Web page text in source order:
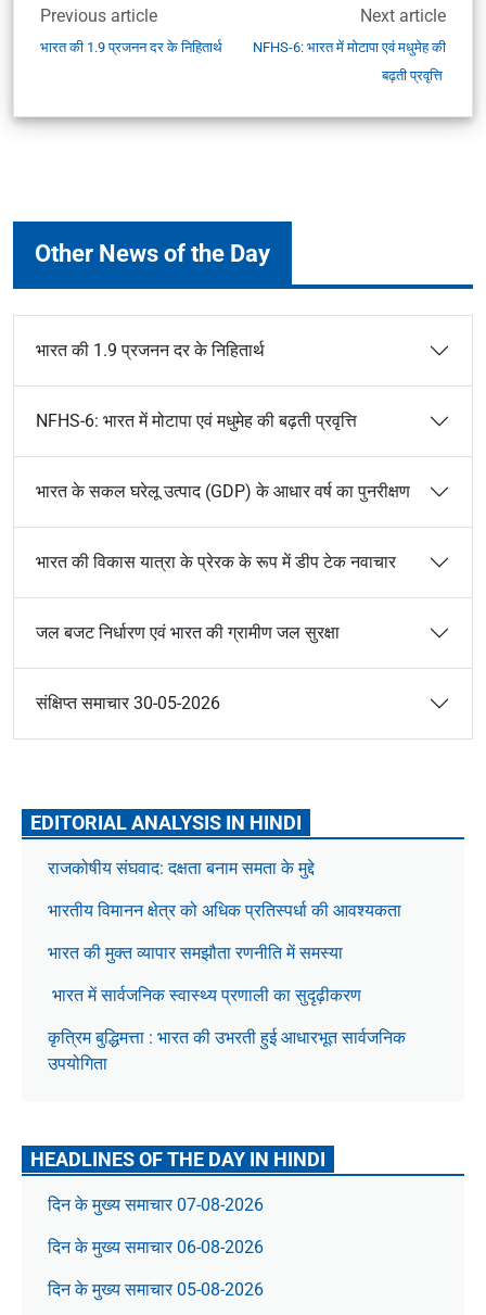
Previous article
भारत की 1.9 प्रजनन दर के निहितार्थ
Next article
NFHS-6: भारत में मोटापा एवं मधुमेह की
बढ़ती प्रवृत्ति
Other News of the Day
भारत की 1.9 प्रजनन दर के निहितार्थ
NFHS-6: भारत में मोटापा एवं मधुमेह की बढ़ती प्रवृत्ति
भारत के सकल घरेलू उत्पाद (GDP) के आधार वर्ष का पुनरीक्षण
भारत की विकास यात्रा के प्रेरक के रूप में डीप टेक नवाचार
जल बजट निर्धारण एवं भारत की ग्रामीण जल सुरक्षा
संक्षिप्त समाचार 30-05-2026
EDITORIAL ANALYSIS IN HINDI
राजकोषीय संघवाद: दक्षता बनाम समता के मुद्दे
भारतीय विमानन क्षेत्र को अधिक प्रतिस्पर्धा की आवश्यकता
भारत की मुक्त व्यापार समझौता रणनीति में समस्या
भारत में सार्वजनिक स्वास्थ्य प्रणाली का सुदृढ़ीकरण
कृत्रिम बुद्धिमत्ता : भारत की उभरती हुई आधारभूत सार्वजनिक
उपयोगिता
HEADLINES OF THE DAY IN HINDI
दिन के मुख्य समाचार 07-08-2026
दिन के मुख्य समाचार 06-08-2026
दिन के मुख्य समाचार 05-08-2026